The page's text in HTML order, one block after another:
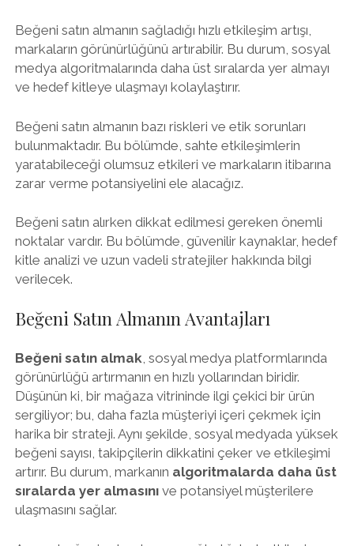
Beğeni satın almanın sağladığı hızlı etkileşim artışı,
markaların görünürlüğünü artırabilir. Bu durum, sosyal
medya algoritmalarında daha üst sıralarda yer almayı
ve hedef kitleye ulaşmayı kolaylaştırır.
Beğeni satın almanın bazı riskleri ve etik sorunları
bulunmaktadır. Bu bölümde, sahte etkileşimlerin
yaratabileceği olumsuz etkileri ve markaların itibarına
zarar verme potansiyelini ele alacağız.
Beğeni satın alırken dikkat edilmesi gereken önemli
noktalar vardır. Bu bölümde, güvenilir kaynaklar, hedef
kitle analizi ve uzun vadeli stratejiler hakkında bilgi
verilecek.
Beğeni Satın Almanın Avantajları
Beğeni satın almak, sosyal medya platformlarında
görünürlüğü artırmanın en hızlı yollarından biridir.
Düşünün ki, bir mağaza vitrininde ilgi çekici bir ürün
sergiliyor; bu, daha fazla müşteriyi içeri çekmek için
harika bir strateji. Aynı şekilde, sosyal medyada yüksek
beğeni sayısı, takipçilerin dikkatini çeker ve etkileşimi
artırır. Bu durum, markanın algoritmalarda daha üst
sıralarda yer almasınıve potansiyel müşterilere
ulaşmasını sağlar.